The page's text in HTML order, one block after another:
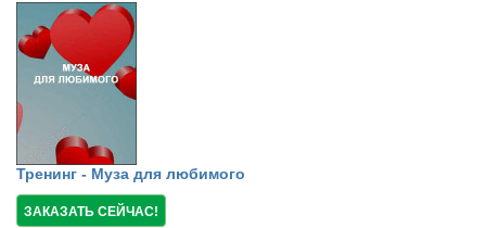
Тренинг - Муза для любимого
ЗАКАЗАТЬ СЕЙЧАС!